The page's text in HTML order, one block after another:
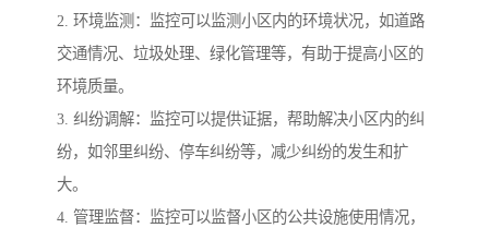
2. 环境监测：监控可以监测小区内的环境状况，如道路
交通情况、垃圾处理、绿化管理等，有助于提高小区的
环境质量。
3. 纠纷调解：监控可以提供证据，帮助解决小区内的纠
纷，如邻里纠纷、停车纠纷等，减少纠纷的发生和扩
大。
4. 管理监督：监控可以监督小区的公共设施使用情况，